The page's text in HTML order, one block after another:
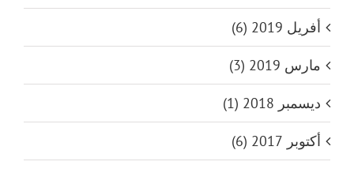
أفريل 2019 (6)
مارس 2019 (3)
ديسمبر 2018 (1)
أكتوبر 2017 (6)